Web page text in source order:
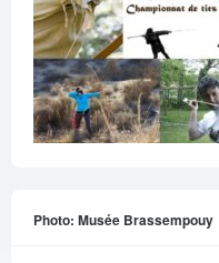
Photo: Musée Brassempouy